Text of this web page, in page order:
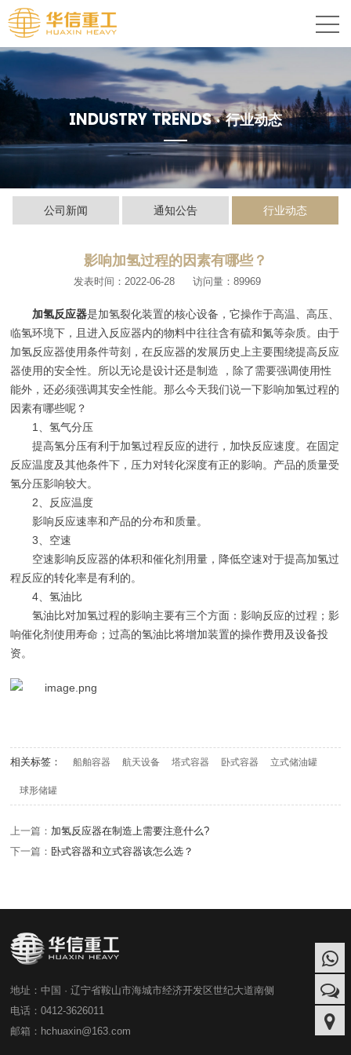
INDUSTRY TRENDS ·行业动态
公司新闻 通知公告 行业动态
影响加氢过程的因素有哪些？
发表时间：2022-06-28 访问量：89969
加氢反应器是加氢裂化装置的核心设备，它操作于高温、高压、
临氢环境下，且进入反应器内的物料中往往含有硫和氮等杂质。由于
加氢反应器使用条件苛刻，在反应器的发展历史上主要围绕提高反应
器使用的安全性。所以无论是设计还是制造 ，除了需要强调使用性
能外，还必须强调其安全性能。那么今天我们说一下影响加氢过程的
因素有哪些呢？
1、氢气分压
提高氢分压有利于加氢过程反应的进行，加快反应速度。在固定
反应温度及其他条件下，压力对转化深度有正的影响。产品的质量受
氢分压影响较大。
2、反应温度
影响反应速率和产品的分布和质量。
3、空速
空速影响反应器的体积和催化剂用量，降低空速对于提高加氢过
程反应的转化率是有利的。
4、氢油比
氢油比对加氢过程的影响主要有三个方面：影响反应的过程；影
响催化剂使用寿命；过高的氢油比将增加装置的操作费用及设备投
资。
相关标签： 船舶容器 航天设备 塔式容器 卧式容器 立式储油罐
球形储罐
上一篇： 加氢反应器在制造上需要注意什么?
下一篇： 卧式容器和立式容器该怎么选？
地址：中国 · 辽宁省鞍山市海城市经济开发区世纪大道南侧
电话：0412-3626011
邮箱：hchuaxin@163.com